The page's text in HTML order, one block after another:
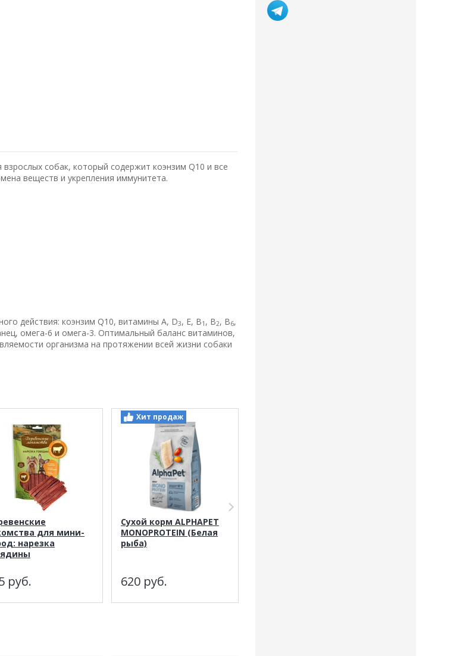
собак, который содержит коэнзим Q10 и все
веществ и укрепления иммунитета.
действия: коэнзим Q10, витамины А, D3, Е, В1 , В2, В6,
омега-6 и омега-3. Оптимальный баланс витаминов,
организма на протяжении всей жизни собаки
для мини-
нарезка
руб.
Хит продаж
Сухой корм ALPHAPET
MONOPROTEIN (Белая
рыба)
620 руб.